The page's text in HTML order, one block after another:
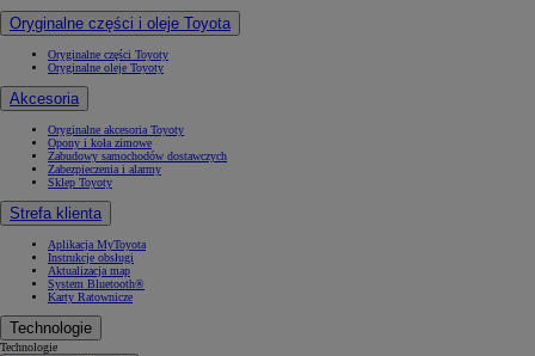
Oryginalne części i oleje Toyota
Oryginalne części Toyoty
Oryginalne oleje Toyoty
Akcesoria
Oryginalne akcesoria Toyoty
Opony i koła zimowe
Zabudowy samochodów dostawczych
Zabezpieczenia i alarmy
Sklep Toyoty
Strefa klienta
Aplikacja MyToyota
Instrukcje obsługi
Aktualizacja map
System Bluetooth®
Karty Ratownicze
Technologie
Technologie